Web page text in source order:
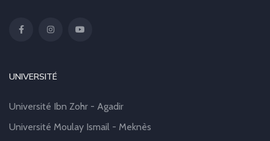
UNIVERSITÉ
Université Ibn Zohr - Agadir
Université Moulay Ismail - Meknès